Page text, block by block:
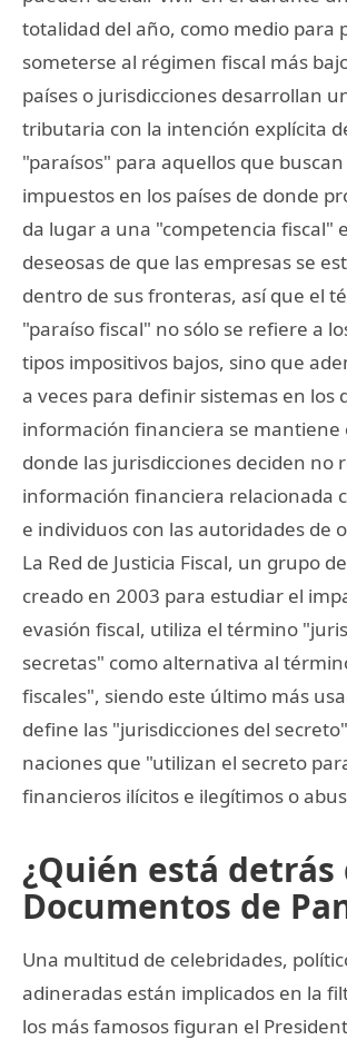
totalidad del año, como medio para
someterse al régimen fiscal más
países o jurisdicciones desarrollan
tributaria con la intención explícita
"paraísos" para aquellos que
impuestos en los países de donde
da lugar a una "competencia fiscal"
deseosas de que las empresas se
dentro de sus fronteras, así que el
"paraíso fiscal" no sólo se refiere a
tipos impositivos bajos, sino que
a veces para definir sistemas en los
información financiera se mantiene
donde las jurisdicciones deciden no
información financiera relacionada
e individuos con las autoridades de
La Red de Justicia Fiscal, un grupo
creado en 2003 para estudiar el
evasión fiscal, utiliza el término
secretas" como alternativa al
fiscales", siendo este último más
define las "jurisdicciones del
naciones que "utilizan el secreto
financieros ilícitos e ilegítimos o
¿Quién está detrás
Documentos de
Una multitud de celebridades,
adineradas están implicados en la
los más famosos figuran el